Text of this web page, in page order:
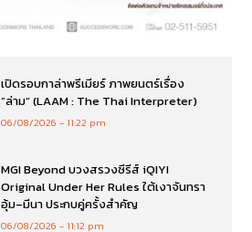
เปิดรอบกาล่าพรีเมียร์ ภาพยนตร์เรื่อง
”ล่าม“ (LAAM : The Thai Interpreter)
06/08/2026 11:22 pm
MGI Beyond บวงสรวงซีรีส์ iQIYI
Original Under Her Rules ใต้เงาจันทรา
อุ้ม–มีนา ประกบคู่ครั้งสำคัญ
06/08/2026 11:12 pm